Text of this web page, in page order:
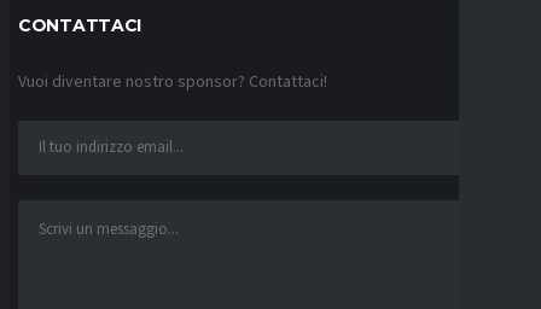
CONTATTACI
Vuoi diventare nostro sponsor? Contattaci!